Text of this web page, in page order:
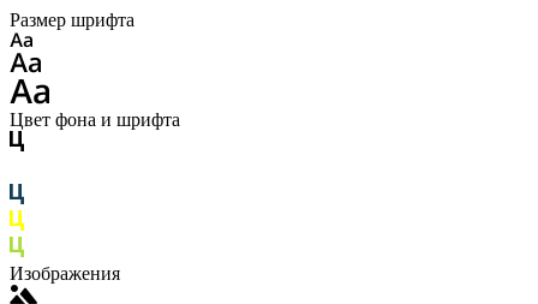
Размер шрифта
Цвет фона и шрифта
Изображения